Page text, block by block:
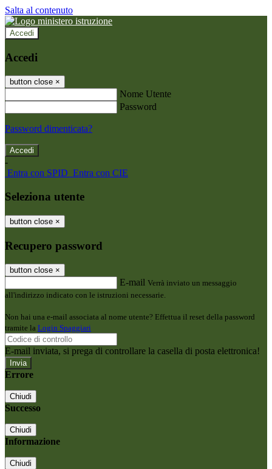
Salta al contenuto
Accedi
Accedi
button close ×
Nome Utente
Password
Password dimenticata?
-
Entra con SPID Entra con CIE
Seleziona utente
button close ×
Recupero password
button close ×
E-mail Verrà inviato un messaggio
all'indirizzo indicato con le istruzioni necessarie.
Non hai una e-mail associata al nome utente? Effettua il reset della password
tramite la Login Spaggiari
E-mail inviata, si prega di controllare la casella di posta elettronica!
Errore
Chiudi
Successo
Chiudi
Informazione
Chiudi